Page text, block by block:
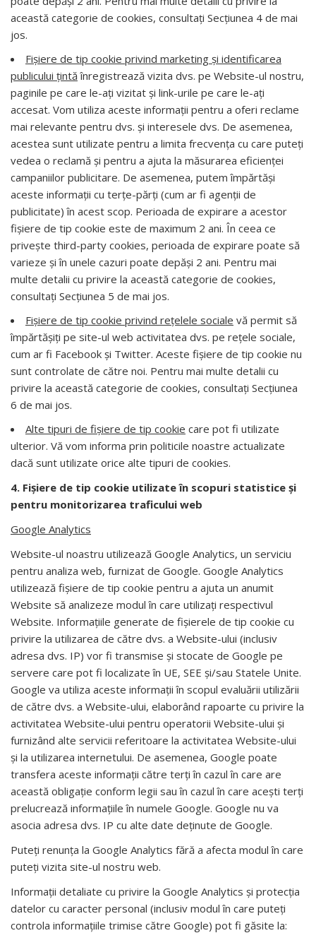
această categorie de cookies, consultaţi Secţiunea 4 de mai
jos.
Fișiere de tip cookie privind marketing și identificarea
publicului țintă înregistrează vizita dvs. pe Website-ul nostru,
paginile pe care le-ați vizitat și link-urile pe care le-ați
accesat. Vom utiliza aceste informații pentru a oferi reclame
mai relevante pentru dvs. și interesele dvs. De asemenea,
acestea sunt utilizate pentru a limita frecvența cu care puteți
vedea o reclamă și pentru a ajuta la măsurarea eficienței
campaniilor publicitare. De asemenea, putem împărtăși
aceste informații cu terțe-părți (cum ar fi agenții de
publicitate) în acest scop. Perioada de expirare a acestor
fișiere de tip cookie este de maximum 2 ani. În ceea ce
priveşte third-party cookies, perioada de expirare poate să
varieze şi în unele cazuri poate depăşi 2 ani. Pentru mai
multe detalii cu privire la această categorie de cookies,
consultaţi Secţiunea 5 de mai jos.
Fișiere de tip cookie privind rețelele sociale vă permit să
împărtășiți pe site-ul web activitatea dvs. pe rețele sociale,
cum ar fi Facebook și Twitter. Aceste fișiere de tip cookie nu
sunt controlate de către noi. Pentru mai multe detalii cu
privire la această categorie de cookies, consultaţi Secţiunea
6 de mai jos.
Alte tipuri de fișiere de tip cookie care pot fi utilizate
ulterior. Vă vom informa prin politicile noastre actualizate
dacă sunt utilizate orice alte tipuri de cookies.
4. Fișiere de tip cookie utilizate în scopuri statistice și
pentru monitorizarea traficului web
Google Analytics
Website-ul noastru utilizează Google Analytics, un serviciu
pentru analiza web, furnizat de Google. Google Analytics
utilizează fișiere de tip cookie pentru a ajuta un anumit
Website să analizeze modul în care utilizați respectivul
Website. Informațiile generate de fișierele de tip cookie cu
privire la utilizarea de către dvs. a Website-ului (inclusiv
adresa dvs. IP) vor fi transmise și stocate de Google pe
servere care pot fi localizate în UE, SEE şi/sau Statele Unite.
Google va utiliza aceste informații în scopul evaluării utilizării
de către dvs. a Website-ului, elaborând rapoarte cu privire la
activitatea Website-ului pentru operatorii Website-ului și
furnizând alte servicii referitoare la activitatea Website-ului
și la utilizarea internetului. De asemenea, Google poate
transfera aceste informații către terți în cazul în care are
această obligaţie conform legii sau în cazul în care acești terți
prelucrează informațiile în numele Google. Google nu va
asocia adresa dvs. IP cu alte date deținute de Google.
Puteți renunța la Google Analytics fără a afecta modul în care
puteți vizita site-ul nostru web.
Informații detaliate cu privire la Google Analytics și protecția
datelor cu caracter personal (inclusiv modul în care puteți
controla informațiile trimise către Google) pot fi găsite la: